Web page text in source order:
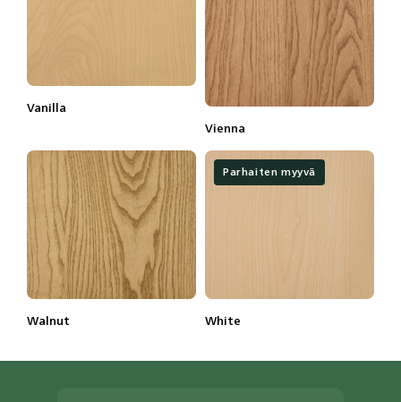
Lisätietoja
Vanilla
Lisätietoja
Vienna
Lisätietoja
Walnut
Parhaiten myyvä
Lisätietoja
White